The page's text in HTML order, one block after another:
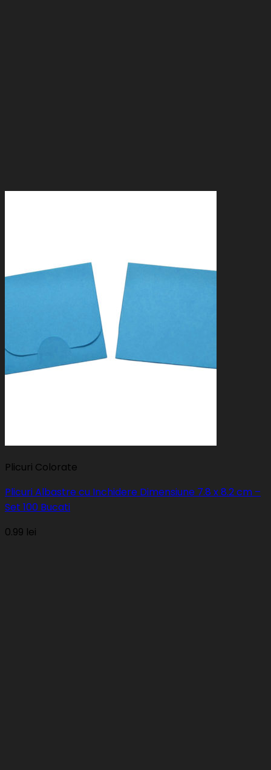
Plicuri Colorate
Plicuri Albastre cu Inchidere Dimensiune 7.8 x 8.2 cm –
Set 100 Bucati
0.99 lei